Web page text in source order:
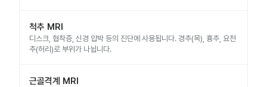
척추 MRI
디스크, 협착증, 신경 압박 등의 진단에 사용됩니다. 경추(목), 흉추, 요천
추(허리)로 부위가 나뉩니다.
근골격계 MRI